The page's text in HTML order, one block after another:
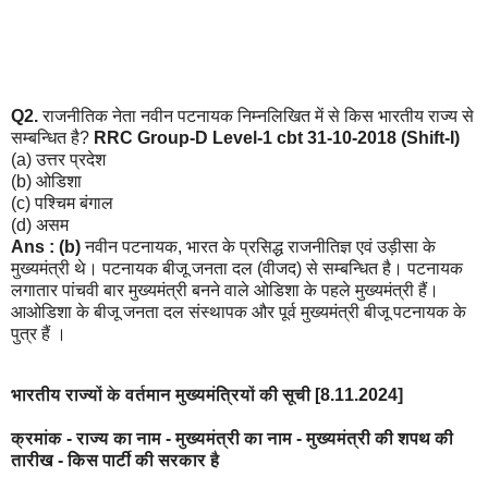
Q2.राजनीतिक नेता नवीन पटनायक निम्नलिखित में से किस भारतीय राज्य से
सम्बन्धित है? RRC Group-D Level-1 cbt 31-10-2018 (Shift-I)
(a) उत्तर प्रदेश
(b) ओडिशा
(c) पश्चिम बंगाल
(d) असम
Ans : (b)नवीन पटनायक, भारत के प्रसिद्ध राजनीतिज्ञ एवं उड़ीसा के
मुख्यमंत्री थे। पटनायक बीजू जनता दल (वीजद) से सम्बन्धित है। पटनायक
लगातार पांचवी बार मुख्यमंत्री बनने वाले ओडिशा के पहले मुख्यमंत्री हैं।
आओडिशा के बीजू जनता दल संस्थापक और पूर्व मुख्यमंत्री बीजू पटनायक के
पुत्र हैं ।
भारतीय राज्यों के वर्तमान मुख्यमंत्रियों की सूची [8.11.2024]
क्रमांक - राज्य का नाम - मुख्यमंत्री का नाम - मुख्यमंत्री की शपथ की
तारीख - किस पार्टी की सरकार है